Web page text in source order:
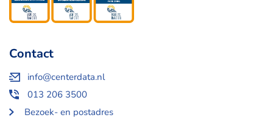
Contact
info@centerdata.nl
013 206 3500
Bezoek- en postadres